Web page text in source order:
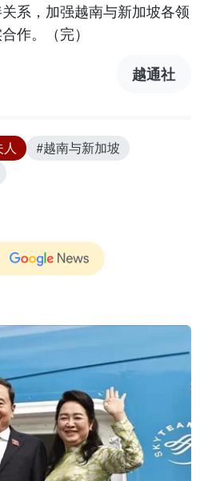
系，加强越南与新加坡各领
作。（完）
越通社
人
#越南与新加坡